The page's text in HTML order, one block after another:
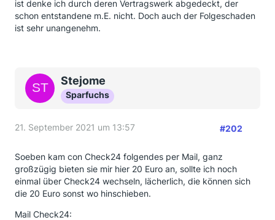
ist denke ich durch deren Vertragswerk abgedeckt, der
schon entstandene m.E. nicht. Doch auch der Folgeschaden
ist sehr unangenehm.
Stejome
Sparfuchs
21. September 2021 um 13:57 #202
Soeben kam con Check24 folgendes per Mail, ganz
großzügig bieten sie mir hier 20 Euro an, sollte ich noch
einmal über Check24 wechseln, lächerlich, die können sich
die 20 Euro sonst wo hinschieben.
Mail Check24: